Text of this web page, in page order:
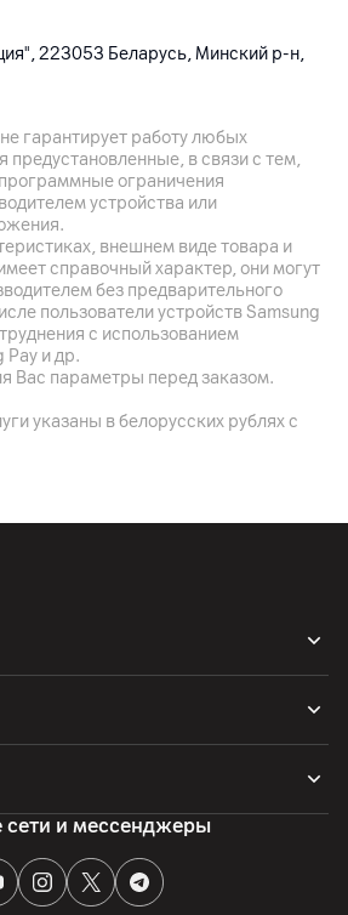
223053 Беларусь, Минский р-н,
Инфинит Луп, Купертино, CA 95014
гарантирует работу любых
в связи с тем,
программные ограничения
устройства или
внешнем виде товара и
справочный характер, они могут
без предварительного
пользователи устройств Samsung
с использованием
Pay и др.
Вас параметры перед заказом.
указаны в белорусских рублях с
и мессенджеры